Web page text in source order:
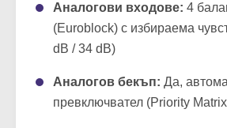
Аналогови входове: 4
(Euroblock) с избираема
dB / 34 dB)
Аналогов бекъп: Да,
превключвател (Priority